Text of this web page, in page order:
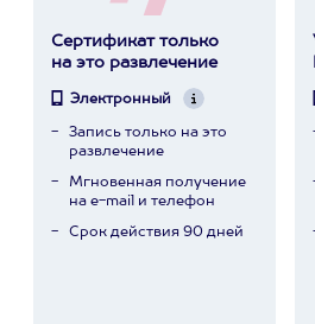
Сертификат только
на это развлечение
Электронный
Запись только на это
развлечение
Мгновенная получение
на e-mail и телефон
Срок действия 90 дней